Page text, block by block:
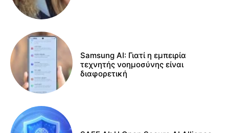
Samsung AI: Γιατί η εμπειρία
τεχνητής νοημοσύνης είναι
διαφορετική